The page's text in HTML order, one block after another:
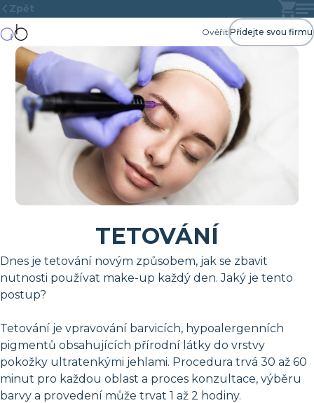
Zpět
Ověřit Přidejte svou firmu
TETOVÁNÍ
Dnes je tetování novým způsobem, jak se zbavit
nutnosti používat make-up každý den. Jaký je tento
postup?
Tetování je vpravování barvicích, hypoalergenních
pigmentů obsahujících přírodní látky do vrstvy
pokožky ultratenkými jehlami. Procedura trvá 30 až 60
minut pro každou oblast a proces konzultace, výběru
barvy a provedení může trvat 1 až 2 hodiny.